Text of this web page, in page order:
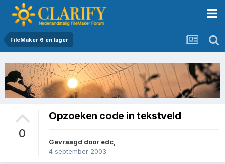
FileMaker 6 en lager
0
Opzoeken code in tekstveld
Gevraagd door edc
4 september 2003